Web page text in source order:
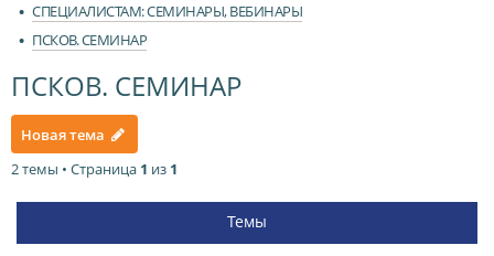
СПЕЦИАЛИСТАМ: СЕМИНАРЫ, ВЕБИНАРЫ
ПСКОВ. СЕМИНАР
ПСКОВ. СЕМИНАР
Новая тема
2 темы • Страница 1 из 1
Темы